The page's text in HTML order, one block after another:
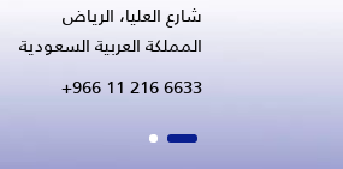
شارع العليا، الرياض
المملكة العربية السعودية
+966 11 216 6633